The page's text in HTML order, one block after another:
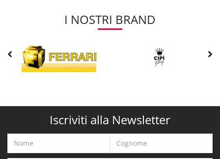
I NOSTRI BRAND
Iscriviti alla Newsletter